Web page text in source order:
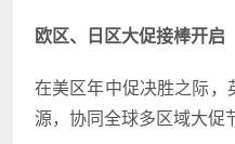
欧区、日区大促接棒开启
在美区年中促决胜之际
源，协同全球多区域大促